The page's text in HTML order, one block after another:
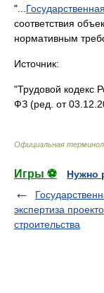
"...
соответствия
нормативным
Источник:
"Трудовой кодекс
ФЗ (ред. от
Официальная
Игры ⚽
Нужно
экспертиза
строительства